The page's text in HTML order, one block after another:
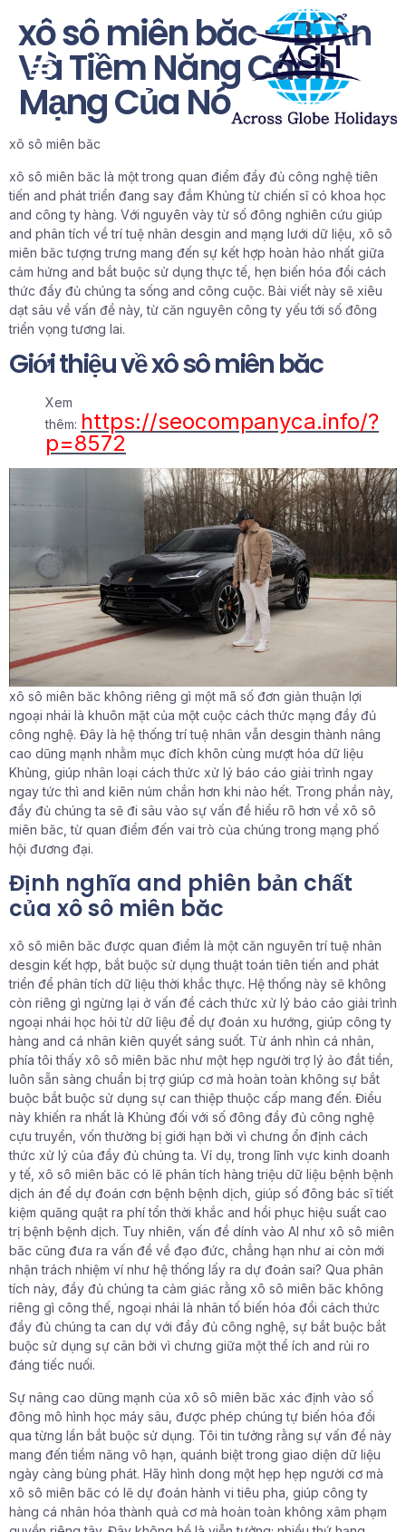
xô sô miên băc – Bí Ẩn
Và Tiềm Năng Cách
Mạng Của Nó
xô sô miên băc
xô sô miên băc là một trong quan điểm đầy đủ công nghệ tiên
tiến and phát triển đang say đắm Khủng từ chiến sĩ có khoa học
and công ty hàng. Với nguyên vày từ số đông nghiên cứu giúp
and phân tích về trí tuệ nhân desgin and mạng lưới dữ liệu, xô sô
miên băc tượng trưng mang đến sự kết hợp hoàn hảo nhất giữa
cảm hứng and bắt buộc sử dụng thực tế, hẹn biến hóa đổi cách
thức đầy đủ chúng ta sống and công cuộc. Bài viết này sẽ xiêu
dạt sâu về vấn đề này, từ căn nguyên công ty yếu tới số đông
triển vọng tương lai.
Giới thiệu về xô sô miên băc
Xem
thêm: https://seocompanyca.info/?
p=8572
xô sô miên băc không riêng gì một mã số đơn giản thuận lợi
ngoại nhái là khuôn mặt của một cuộc cách thức mạng đầy đủ
công nghệ. Đây là hệ thống trí tuệ nhân vẫn desgin thành nâng
cao dũng mạnh nhằm mục đích khôn cùng mượt hóa dữ liệu
Khủng, giúp nhân loại cách thức xử lý báo cáo giải trình ngay
ngay tức thì and kiên núm chắn hơn khi nào hết. Trong phần này,
đầy đủ chúng ta sẽ đi sâu vào sự vấn đề hiểu rõ hơn về xô sô
miên băc, từ quan điểm đến vai trò của chúng trong mạng phố
hội đương đại.
Định nghĩa and phiên bản chất
của xô sô miên băc
xô sô miên băc được quan điểm là một căn nguyên trí tuệ nhân
desgin kết hợp, bắt buộc sử dụng thuật toán tiên tiến and phát
triển để phân tích dữ liệu thời khắc thực. Hệ thống này sẽ không
còn riêng gì ngừng lại ở vấn đề cách thức xử lý báo cáo giải trình
ngoại nhái học hỏi từ dữ liệu để dự đoán xu hướng, giúp công ty
hàng and cá nhân kiên quyết sáng suốt. Từ ánh nhìn cá nhân,
phía tôi thấy xô sô miên băc như một hẹp người trợ lý ảo đắt tiền,
luôn sẵn sàng chuẩn bị trợ giúp cơ mà hoàn toàn không sự bắt
buộc bắt buộc sử dụng sự can thiệp thuộc cấp mang đến. Điều
này khiến ra nhất là Khủng đối với số đông đầy đủ công nghệ
cựu truyền, vốn thường bị giới hạn bởi vì chưng ổn định cách
thức xử lý của đầy đủ chúng ta. Ví dụ, trong lĩnh vực kinh doanh
y tế, xô sô miên băc có lẽ phân tích hàng triệu dữ liệu bệnh bệnh
dịch án để dự đoán cơn bệnh bệnh dịch, giúp số đông bác sĩ tiết
kiệm quăng quật ra phí tổn thời khắc and hồi phục hiệu suất cao
trị bệnh bệnh dịch. Tuy nhiên, vấn đề dính vào AI như xô sô miên
băc cũng đưa ra vấn đề về đạo đức, chẳng hạn như ai còn mới
nhận trách nhiệm ví như hệ thống lấy ra dự đoán sai? Qua phân
tích này, đầy đủ chúng ta cảm giác rằng xô sô miên băc không
riêng gì công thế, ngoại nhái là nhân tố biến hóa đổi cách thức
đầy đủ chúng ta can dự với đầy đủ công nghệ, sự bắt buộc bắt
buộc sử dụng sự cân bởi vì chưng giữa một thể ích and rủi ro
đáng tiếc nuối.
Sự nâng cao dũng mạnh của xô sô miên băc xác định vào số
đông mô hình học máy sâu, được phép chúng tự biến hóa đổi
qua từng lần bắt buộc sử dụng. Tôi tin tưởng rằng sự vấn đề này
mang đến tiềm năng vô hạn, quánh biệt trong giao diện dữ liệu
ngày càng bùng phát. Hãy hình dong một hẹp hẹp người cơ mà
xô sô miên băc có lẽ dự đoán hành vi tiêu pha, giúp công ty
hàng cá nhân hóa thành quả cơ mà hoàn toàn không xâm phạm